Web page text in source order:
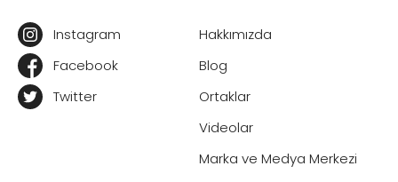
Instagram
Facebook
Twitter
Hakkımızda
Blog
Ortaklar
Videolar
Marka ve Medya Merkezi